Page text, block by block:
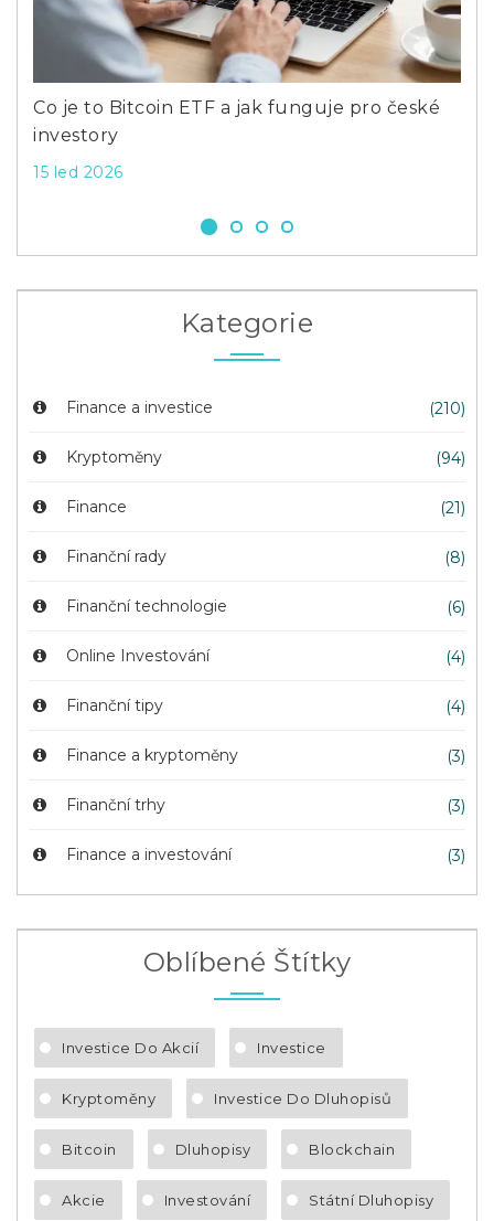
Co je to Bitcoin ETF a jak funguje pro české
investory
15 led 2026
Previous Next
Kategorie
Finance a investice (210)
Kryptoměny (94)
Finance (21)
Finanční rady (8)
Finanční technologie (6)
Online Investování (4)
Finanční tipy (4)
Finance a kryptoměny (3)
Finanční trhy (3)
Finance a investování (3)
Oblíbené Štítky
Investice Do Akcií Investice
Kryptoměny Investice Do Dluhopisů
Bitcoin Dluhopisy Blockchain
Akcie Investování Státní Dluhopisy